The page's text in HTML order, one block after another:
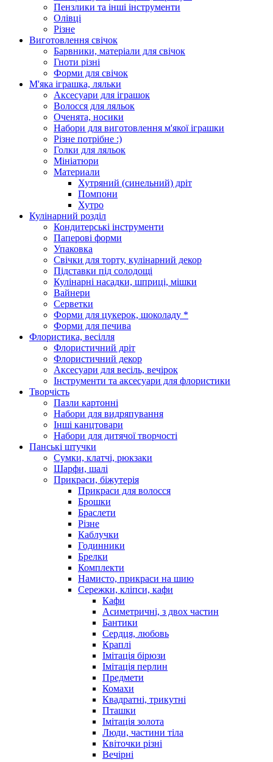
Пензлики та інші інструменти
Олівці
Різне
Виготовлення свічок
Барвники, матеріали для свічок
Гноти різні
Форми для свічок
М'яка іграшка, ляльки
Аксесуари для іграшок
Волосся для ляльок
Оченята, носики
Набори для виготовлення м'якої іграшки
Різне потрібне :)
Голки для ляльок
Мініатюри
Материали
Хутряний (синельний) дріт
Помпони
Хутро
Кулінарний розділ
Кондитерські інструменти
Паперові форми
Упаковка
Свічки для торту, кулінарний декор
Підставки під солодощі
Кулінарні насадки, шприці, мішки
Вайнери
Серветки
Форми для цукерок, шоколаду *
Форми для печива
Флористика, весілля
Флористичний дріт
Флористичний декор
Аксесуари для весіль, вечірок
Інструменти та аксесуари для флористики
Творчість
Пазли картонні
Набори для видряпування
Інші канцтовари
Набори для дитячої творчості
Панські штучки
Сумки, клатчі, рюкзаки
Шарфи, шалі
Прикраси, біжутерія
Прикраси для волосся
Брошки
Браслети
Різне
Каблучки
Годинники
Брелки
Комплекти
Намисто, прикраси на шию
Сережки, кліпси, кафи
Кафи
Асиметричні, з двох частин
Бантики
Сердця, любовь
Краплі
Імітація бірюзи
Імітація перлин
Предмети
Комахи
Квадратні, трикутні
Пташки
Імітація золота
Люди, частини тіла
Квіточки різні
Вечірні